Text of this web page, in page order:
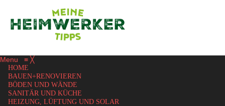
Menu ≡ ╳
HOME
BAUEN+RENOVIEREN
BÖDEN UND WÄNDE
SANITÄR UND KÜCHE
HEIZUNG, LÜFTUNG UND SOLAR